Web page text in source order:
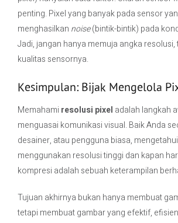
penting. Pixel yang banyak pada sensor
menghasilkan noise(bintik-bintik) pada
Jadi, jangan hanya memuja angka resolusi,
kualitas sensornya.
Kesimpulan: Bijak Mengelola
Memahami resolusi pixel adalah langkah
menguasai komunikasi visual. Baik Anda
desainer, atau pengguna biasa,
menggunakan resolusi tinggi dan kapan
kompresi adalah sebuah keterampilan
Tujuan akhirnya bukan hanya membuat
tetapi membuat gambar yang efektif,